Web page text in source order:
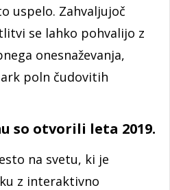
uspelo. Zahvaljujoč
se lahko pohvalijo z
onesnaževanja,
poln čudovitih
so otvorili leta 2019.
na svetu, ki je
z interaktivno